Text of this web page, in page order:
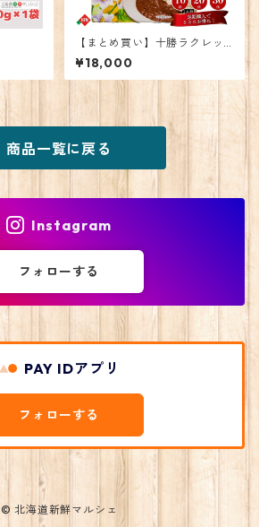
【まとめ買い】十勝ラクレッ
トチーズカレー30個
¥18,000
商品一覧に戻る
Instagram
フォローする
PAY IDアプリ
フォローする
© 北海道新鮮マルシェ